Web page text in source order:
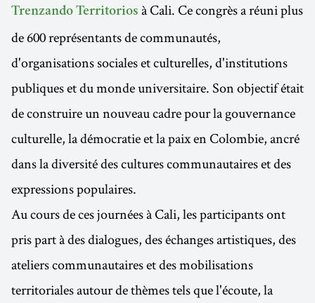
Trenzando Territorios à Cali. Ce congrès a réuni plus
de 600 représentants de communautés,
d'organisations sociales et culturelles, d'institutions
publiques et du monde universitaire. Son objectif était
de construire un nouveau cadre pour la gouvernance
culturelle, la démocratie et la paix en Colombie, ancré
dans la diversité des cultures communautaires et des
expressions populaires.
Au cours de ces journées à Cali, les participants ont
pris part à des dialogues, des échanges artistiques, des
ateliers communautaires et des mobilisations
territoriales autour de thèmes tels que l'écoute, la